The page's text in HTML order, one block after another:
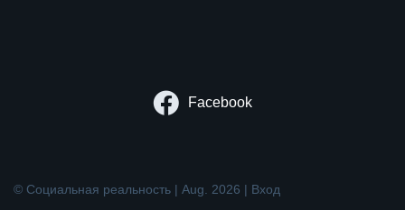
Facebook
© Социальная реальность | Aug. 2026 | Вход